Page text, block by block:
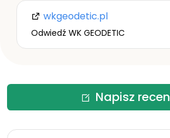
wkgeodetic.pl
Odwiedź WK GEODETIC
Napisz